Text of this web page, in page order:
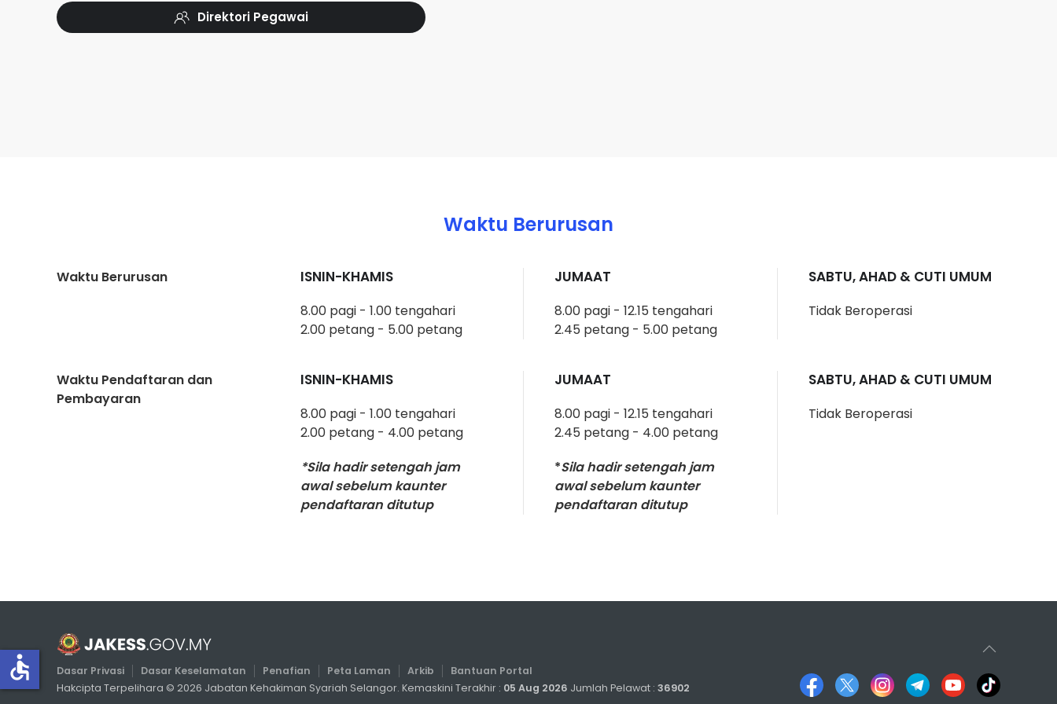
Direktori Pegawai
Waktu Berurusan
Waktu Berurusan ISNIN-KHAMIS
8.00 pagi - 1.00 tengahari
2.00 petang - 5.00 petang
JUMAAT
8.00 pagi - 12.15 tengahari
2.45 petang - 5.00 petang
SABTU, AHAD & CUTI UMUM
Tidak Beroperasi
Waktu Pendaftaran dan
Pembayaran
ISNIN-KHAMIS
8.00 pagi - 1.00 tengahari
2.00 petang - 4.00 petang
*Sila hadir setengah jam
awal sebelum kaunter
pendaftaran ditutup
JUMAAT
8.00 pagi - 12.15 tengahari
2.45 petang - 4.00 petang
*Sila hadir setengah jam
awal sebelum kaunter
pendaftaran ditutup
SABTU, AHAD & CUTI UMUM
Tidak Beroperasi
Dasar Privasi Dasar Keselamatan Penafian Peta Laman Arkib
Bantuan Portal
Hakcipta Terpelihara © 2026 Jabatan Kehakiman Syariah Selangor. Kemaskini Terakhir : 05 Aug 2026 Jumlah Pelawat : 36902
accessible